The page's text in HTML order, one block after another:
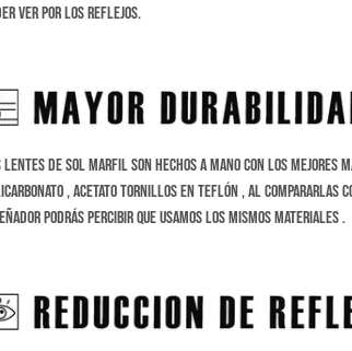
ver por los reflejos.
Lentes de sol Marfil son hechos a Mano con los mejores
, Acetato tornillos en Teflón , al compararlas
podrás percibir que usamos los mismos materiales .